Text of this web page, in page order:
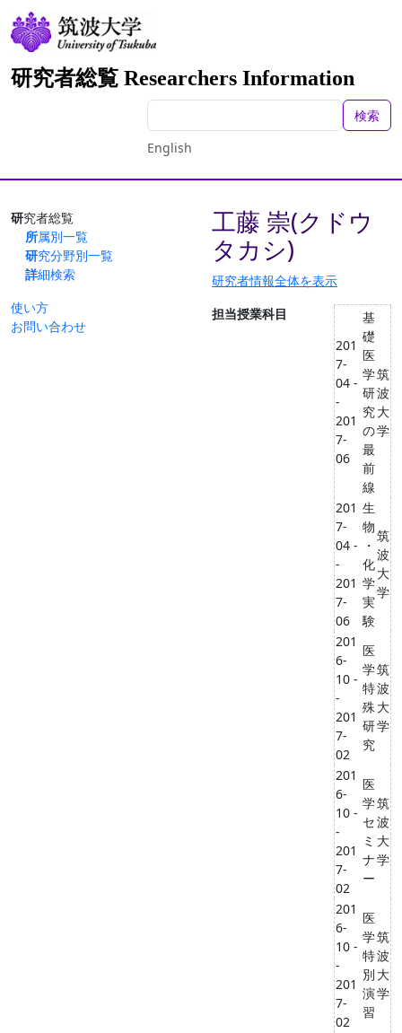
研究者総覧 Researchers Information
検索
English
研究者総覧
所属別一覧
研究分野別一覧
詳細検索
使い方
お問い合わせ
工藤 崇(クドウ
タカシ)
研究者情報全体を表示
担当授業科目
201
7-
04 -
-
201
7-
06
基
礎
医
学
研
究
の
最
前
線
筑
波
大
学
201
7-
04 -
-
201
7-
06
生
物
・
化
学
実
験
筑
波
大
学
201
6-
10 -
-
201
7-
02
医
学
特
殊
研
究
筑
波
大
学
201
6-
10 -
-
201
7-
02
医
学
セ
ミ
ナ
ー
筑
波
大
学
201
6-
10 -
-
201
7-
02
医
学
特
別
演
習
筑
波
大
学